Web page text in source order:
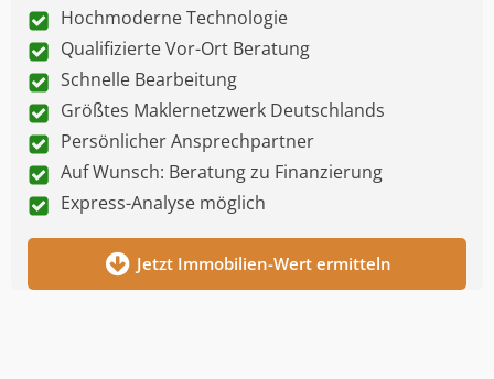
Hochmoderne Technologie
Qualifizierte Vor-Ort Beratung
Schnelle Bearbeitung
Größtes Maklernetzwerk Deutschlands
Persönlicher Ansprechpartner
Auf Wunsch: Beratung zu Finanzierung
Express-Analyse möglich
Jetzt Immobilien-Wert ermitteln